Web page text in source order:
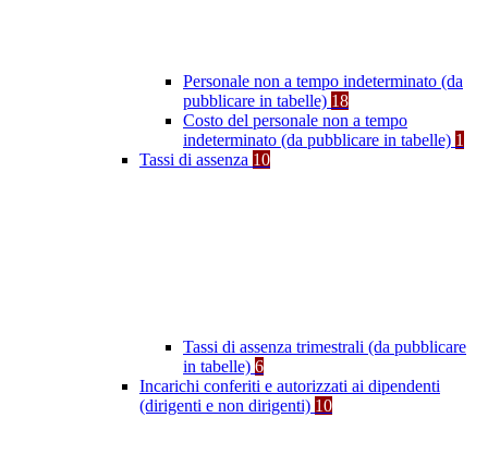
Personale non a tempo indeterminato (da
pubblicare in tabelle) 18
Costo del personale non a tempo
indeterminato (da pubblicare in tabelle) 1
Tassi di assenza 10
Tassi di assenza trimestrali (da pubblicare
in tabelle) 6
Incarichi conferiti e autorizzati ai dipendenti
(dirigenti e non dirigenti) 10